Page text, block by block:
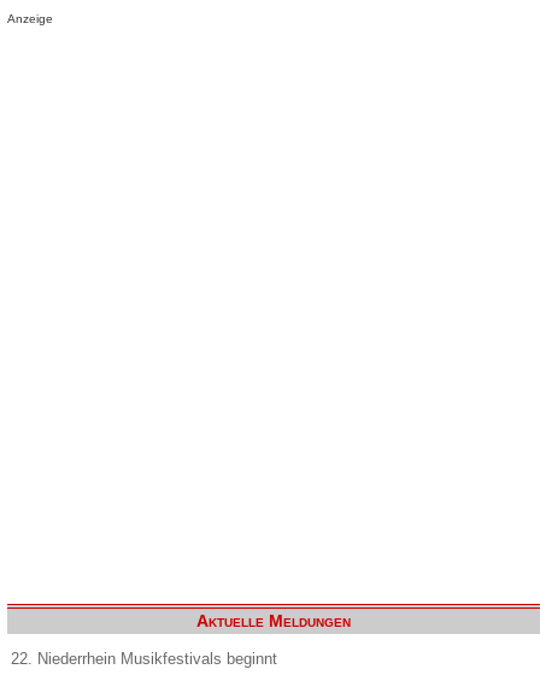
Anzeige
Aktuelle Meldungen
22. Niederrhein Musikfestivals beginnt